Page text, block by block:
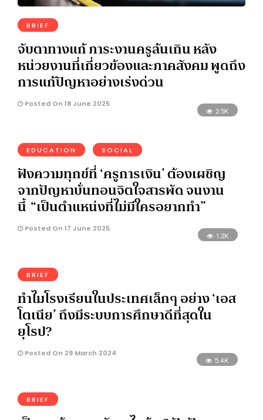
BRIEF
จับตาทางแก้ ภาระงานครูล้นเกิน หลัง
หน่วยงานที่เกี่ยวข้องและภาคสังคม พูดถึง
การแก้ปัญหาอย่างเร่งด่วน
Posted On 18 June 2025
2.5K
EDUCATION SOCIAL
ฟังความทุกข์ที่ ‘ครูการเงิน’ ต้องเผชิญ
จากปัญหาบั่นทอนจิตใจสารพัด จนงาน
นี้ “เป็นตำแหน่งที่ไม่มีใครอยากทำ”
Posted On 17 June 2025
1.2K
BRIEF
ทำไมโรงเรียนในประเทศเล็กๆ อย่าง ‘เอส
โตเนีย’ ถึงมีระบบการศึกษาดีที่สุดใน
ยุโรป?
Posted On 29 March 2024
5.4K
BRIEF